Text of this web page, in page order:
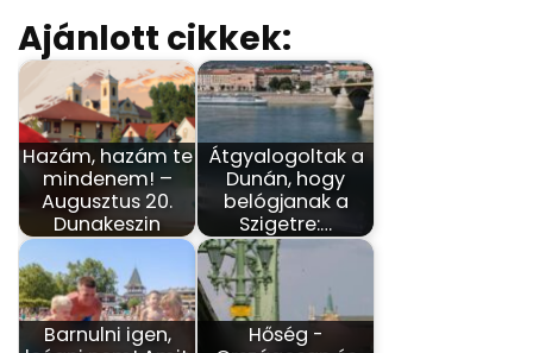
Ajánlott cikkek:
Hazám, hazám te
mindenem! –
Augusztus 20.
Dunakeszin
Átgyalogoltak a
Dunán, hogy
belógjanak a
Szigetre:…
Barnulni igen,
Hőség -